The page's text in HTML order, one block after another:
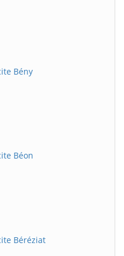
Bény
Béon
Béréziat